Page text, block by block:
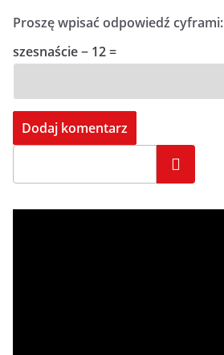
Proszę wpisać odpowiedź cyframi:
szesnaście − 12 =
Szukaj